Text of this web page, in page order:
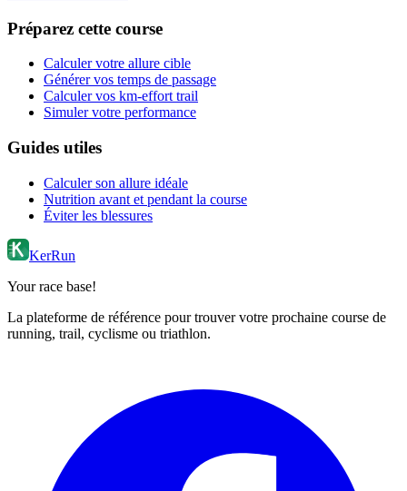
Préparez cette course
Calculer votre allure cible
Générer vos temps de passage
Calculer vos km-effort trail
Simuler votre performance
Guides utiles
Calculer son allure idéale
Nutrition avant et pendant la course
Éviter les blessures
KerRun
Your race base!
La plateforme de référence pour trouver votre prochaine course de
running, trail, cyclisme ou triathlon.